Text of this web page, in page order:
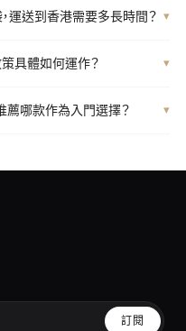
運送到香港需要多長時間？ ▾
具體如何運作？ ▾
薦哪款作為入門選擇？ ▾
訂閱